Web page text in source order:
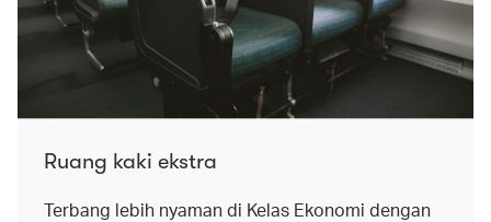
Ruang kaki ekstra
Terbang lebih nyaman di Kelas Ekonomi dengan